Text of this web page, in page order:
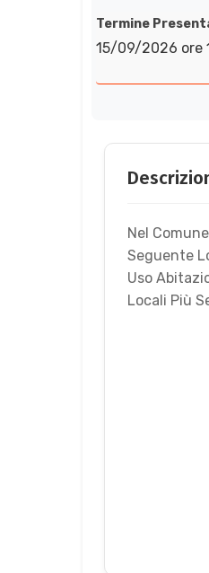
Termine
15/09/2026 ore
Nel
Seguente
Uso
Locali Più